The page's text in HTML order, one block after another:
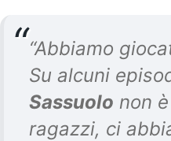
“Abbiamo
Su alcuni
Sassuolo non
ragazzi, ci